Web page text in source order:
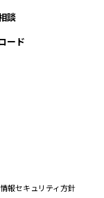
談
ード
情報セキュリティ方針